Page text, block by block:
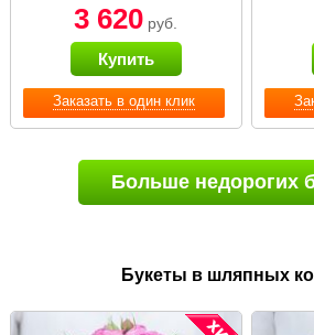
Заказать в один клик
3 620 руб.
Купить
Больше недорогих
Букеты в шляпных